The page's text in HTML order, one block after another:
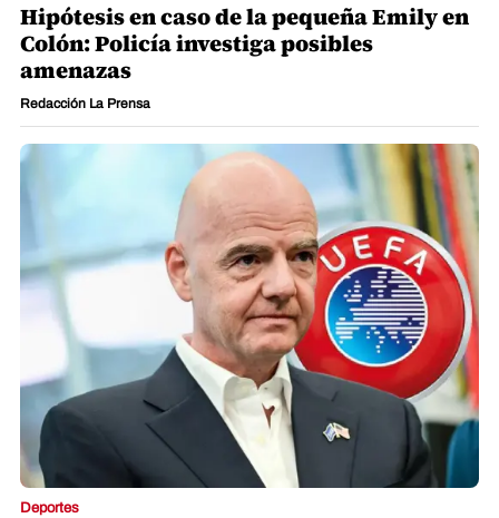
Hipótesis en caso de la pequeña Emily en
Colón: Policía investiga posibles
amenazas
Redacción La Prensa
Deportes